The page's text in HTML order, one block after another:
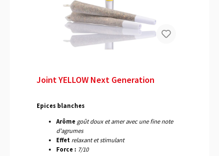
Joint YELLOW Next Generation
Epices blanches
Arôme goût doux et amer avec une fine note
d'agrumes
Effet relaxant et stimulant
Force : 7/10